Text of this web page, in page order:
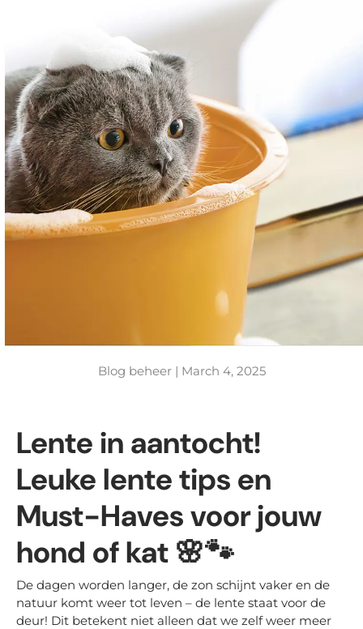
Blog beheer | March 4, 2025
Lente in aantocht!
Leuke lente tips en
Must-Haves voor jouw
hond of kat 🌸🐾
De dagen worden langer, de zon schijnt vaker en de
natuur komt weer tot leven – de lente staat voor de
deur! Dit betekent niet alleen dat we zelf weer meer